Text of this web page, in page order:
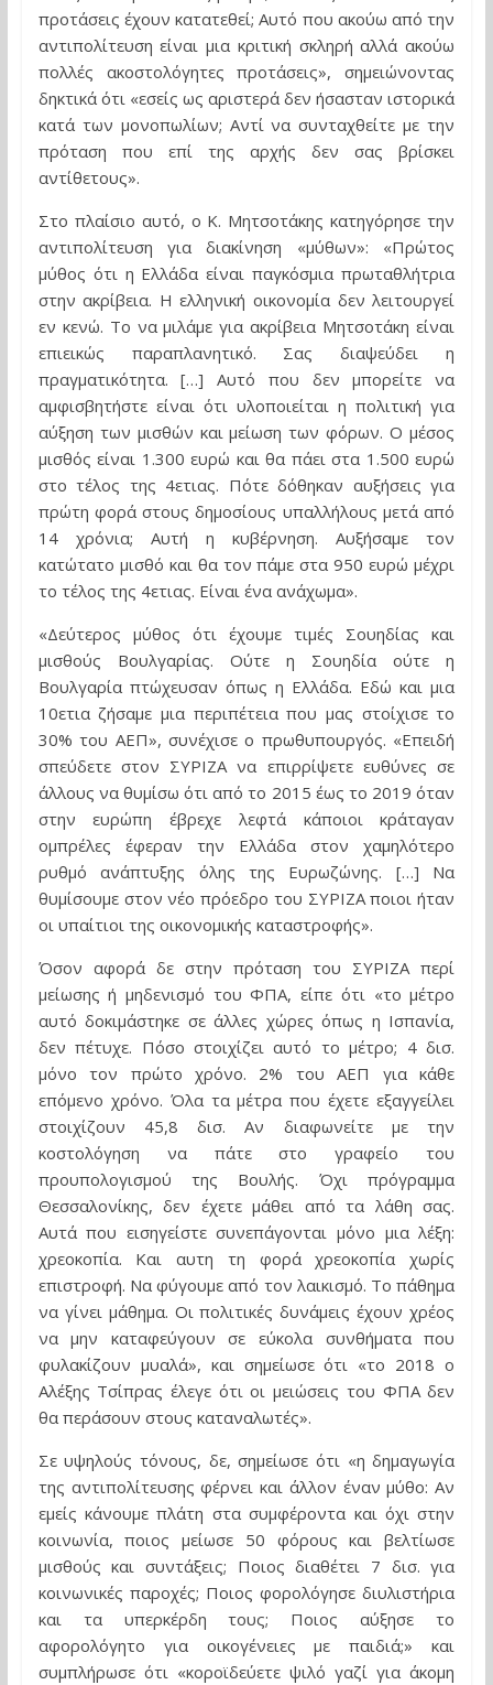
προτάσεις έχουν κατατεθεί; Αυτό που ακούω από την
αντιπολίτευση είναι μια κριτική σκληρή αλλά ακούω
πολλές ακοστολόγητες προτάσεις», σημειώνοντας
δηκτικά ότι «εσείς ως αριστερά δεν ήσασταν ιστορικά
κατά των μονοπωλίων; Αντί να συνταχθείτε με την
πρόταση που επί της αρχής δεν σας βρίσκει
αντίθετους».
Στο πλαίσιο αυτό, ο Κ. Μητσοτάκης κατηγόρησε την
αντιπολίτευση για διακίνηση «μύθων»: «Πρώτος
μύθος ότι η Ελλάδα είναι παγκόσμια πρωταθλήτρια
στην ακρίβεια. Η ελληνική οικονομία δεν λειτουργεί
εν κενώ. Το να μιλάμε για ακρίβεια Μητσοτάκη είναι
επιεικώς παραπλανητικό. Σας διαψεύδει η
πραγματικότητα. […] Αυτό που δεν μπορείτε να
αμφισβητήστε είναι ότι υλοποιείται η πολιτική για
αύξηση των μισθών και μείωση των φόρων. Ο μέσος
μισθός είναι 1.300 ευρώ και θα πάει στα 1.500 ευρώ
στο τέλος της 4ετιας. Πότε δόθηκαν αυξήσεις για
πρώτη φορά στους δημοσίους υπαλλήλους μετά από
14 χρόνια; Αυτή η κυβέρνηση. Αυξήσαμε τον
κατώτατο μισθό και θα τον πάμε στα 950 ευρώ μέχρι
το τέλος της 4ετιας. Είναι ένα ανάχωμα».
«Δεύτερος μύθος ότι έχουμε τιμές Σουηδίας και
μισθούς Βουλγαρίας. Ούτε η Σουηδία ούτε η
Βουλγαρία πτώχευσαν όπως η Ελλάδα. Εδώ και μια
10ετια ζήσαμε μια περιπέτεια που μας στοίχισε το
30% του ΑΕΠ», συνέχισε ο πρωθυπουργός. «Επειδή
σπεύδετε στον ΣΥΡΙΖΑ να επιρρίψετε ευθύνες σε
άλλους να θυμίσω ότι από το 2015 έως το 2019 όταν
στην ευρώπη έβρεχε λεφτά κάποιοι κράταγαν
ομπρέλες έφεραν την Ελλάδα στον χαμηλότερο
ρυθμό ανάπτυξης όλης της Ευρωζώνης. […] Να
θυμίσουμε στον νέο πρόεδρο του ΣΥΡΙΖΑ ποιοι ήταν
οι υπαίτιοι της οικονομικής καταστροφής».
Όσον αφορά δε στην πρόταση του ΣΥΡΙΖΑ περί
μείωσης ή μηδενισμό του ΦΠΑ, είπε ότι «το μέτρο
αυτό δοκιμάστηκε σε άλλες χώρες όπως η Ισπανία,
δεν πέτυχε. Πόσο στοιχίζει αυτό το μέτρο; 4 δισ.
μόνο τον πρώτο χρόνο. 2% του ΑΕΠ για κάθε
επόμενο χρόνο. Όλα τα μέτρα που έχετε εξαγγείλει
στοιχίζουν 45,8 δισ. Αν διαφωνείτε με την
κοστολόγηση να πάτε στο γραφείο του
προυπολογισμού της Βουλής. Όχι πρόγραμμα
Θεσσαλονίκης, δεν έχετε μάθει από τα λάθη σας.
Αυτά που εισηγείστε συνεπάγονται μόνο μια λέξη:
χρεοκοπία. Και αυτη τη φορά χρεοκοπία χωρίς
επιστροφή. Να φύγουμε από τον λαικισμό. Το πάθημα
να γίνει μάθημα. Οι πολιτικές δυνάμεις έχουν χρέος
να μην καταφεύγουν σε εύκολα συνθήματα που
φυλακίζουν μυαλά», και σημείωσε ότι «το 2018 ο
Αλέξης Τσίπρας έλεγε ότι οι μειώσεις του ΦΠΑ δεν
θα περάσουν στους καταναλωτές».
Σε υψηλούς τόνους, δε, σημείωσε ότι «η δημαγωγία
της αντιπολίτευσης φέρνει και άλλον έναν μύθο: Αν
εμείς κάνουμε πλάτη στα συμφέροντα και όχι στην
κοινωνία, ποιος μείωσε 50 φόρους και βελτίωσε
μισθούς και συντάξεις; Ποιος διαθέτει 7 δισ. για
κοινωνικές παροχές; Ποιος φορολόγησε διυλιστήρια
και τα υπερκέρδη τους; Ποιος αύξησε το
αφορολόγητο για οικογένειες με παιδιά;» και
συμπλήρωσε ότι «κοροϊδεύετε ψιλό γαζί για άκομη